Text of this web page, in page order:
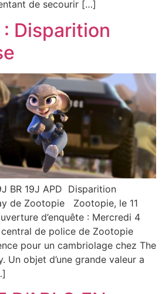
de secourir […]
: Disparition
BR 19J APD Disparition
de Zootopie Zootopie, le 11
d’enquête : Mercredi 4
central de police de Zootopie
pour un cambriolage chez The
Un objet d’une grande valeur a